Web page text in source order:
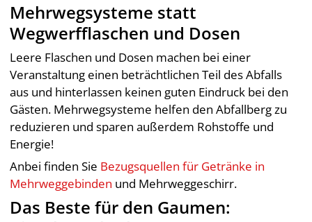
Mehrwegsysteme statt
Wegwerfflaschen und Dosen
Leere Flaschen und Dosen machen bei einer
Veranstaltung einen beträchtlichen Teil des Abfalls
aus und hinterlassen keinen guten Eindruck bei den
Gästen. Mehrwegsysteme helfen den Abfallberg zu
reduzieren und sparen außerdem Rohstoffe und
Energie!
Anbei finden Sie Bezugsquellen für Getränke in
Mehrweggebinden und Mehrweggeschirr.
Das Beste für den Gaumen: